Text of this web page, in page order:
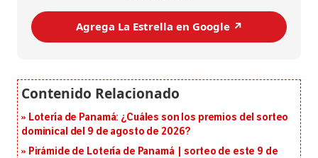
Agrega La Estrella en Google ↗️
Lotería de Panamá: ¿Cuáles son los premios del sorteo
dominical del 9 de agosto de 2026?
Pirámide de Lotería de Panamá | sorteo de este 9 de